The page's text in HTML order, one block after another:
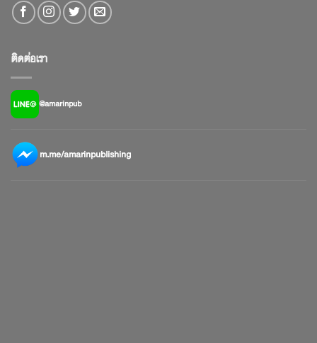
ติดต่อเรา
@amarinpub
m.me/amarinpublishing